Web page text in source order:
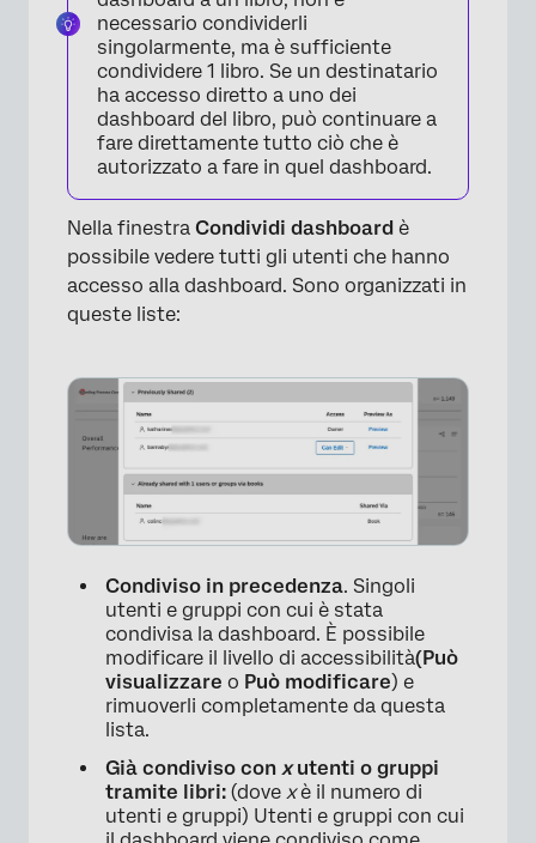
necessario condividerli
singolarmente, ma è sufficiente
condividere 1 libro. Se un destinatario
ha accesso diretto a uno dei
dashboard del libro, può continuare a
fare direttamente tutto ciò che è
autorizzato a fare in quel dashboard.
Nella finestra Condividi dashboard è
possibile vedere tutti gli utenti che hanno
accesso alla dashboard. Sono organizzati in
queste liste:
Condiviso in precedenza. Singoli
utenti e gruppi con cui è stata
condivisa la dashboard. È possibile
modificare il livello di accessibilità(Può
visualizzare o Può modificare) e
rimuoverli completamente da questa
lista.
Già condiviso con xutenti o gruppi
tramite libri: (dove xè il numero di
utenti e gruppi) Utenti e gruppi con cui